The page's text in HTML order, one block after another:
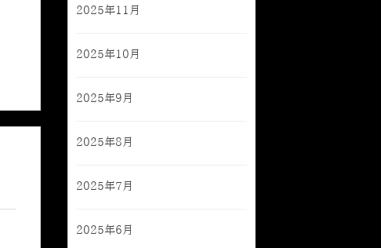
2025年11月
2025年10月
2025年9月
2025年8月
2025年7月
2025年6月